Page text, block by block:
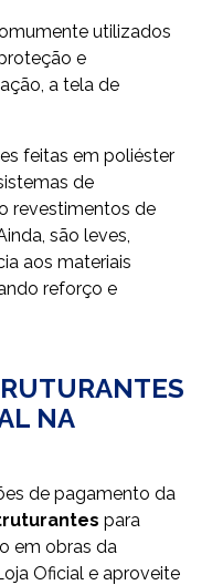
utilizados
e
a tela de
feitas em poliéster
de
revestimentos de
são leves,
aos materiais
reforço e
NA
de pagamento da
para
em obras da
Oficial e aproveite